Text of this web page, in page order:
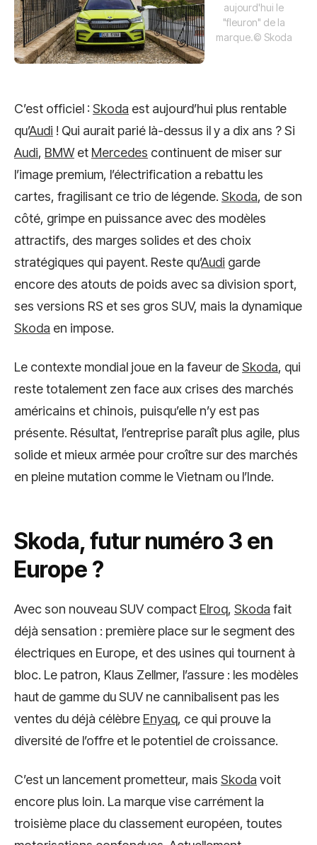
aujourd'hui le
"fleuron" de la
marque.© Skoda
C’est officiel : Skoda est aujourd’hui plus rentable
qu’Audi ! Qui aurait parié là-dessus il y a dix ans ? Si
Audi, BMWet Mercedes continuent de miser sur
l’image premium, l’électrification a rebattu les
cartes, fragilisant ce trio de légende. Skoda, de son
côté, grimpe en puissance avec des modèles
attractifs, des marges solides et des choix
stratégiques qui payent. Reste qu’Audi garde
encore des atouts de poids avec sa division sport,
ses versions RS et ses gros SUV, mais la dynamique
Skoda en impose.
Le contexte mondial joue en la faveur deSkoda, qui
reste totalement zen face aux crises des marchés
américains et chinois, puisqu’elle n’y est pas
présente. Résultat, l’entreprise paraît plus agile, plus
solide et mieux armée pour croître sur des marchés
en pleine mutation comme le Vietnam ou l’Inde.
Skoda, futur numéro 3 en
Europe ?
Avec son nouveau SUV compact Elroq, Skoda fait
déjà sensation : première place sur le segment des
électriques en Europe, et des usines qui tournent à
bloc. Le patron, Klaus Zellmer, l’assure : les modèles
haut de gamme du SUV ne cannibalisent pas les
ventes du déjà célèbre Enyaq, ce qui prouve la
diversité de l’offre et le potentiel de croissance.
C’est un lancement prometteur, mais Skoda voit
encore plus loin. La marque vise carrément la
troisième place du classement européen, toutes